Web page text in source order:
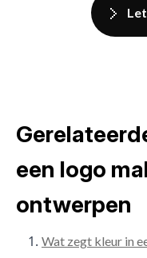
een logo
ontwerpen
Wat zegt kleur in